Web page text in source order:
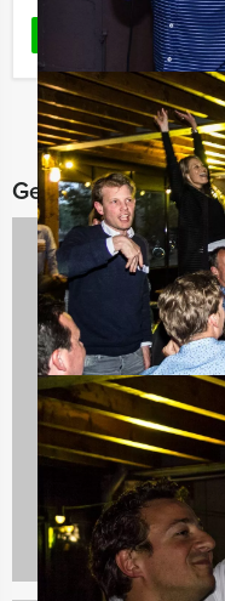
LEES MEER
Gerelateerde